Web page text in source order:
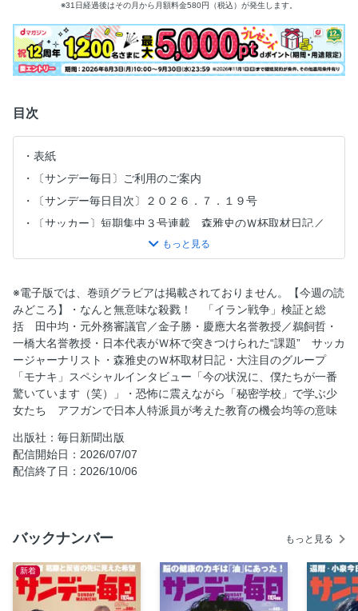
※31日経過後はその月から月額料金580円（税込）が発生します。
目次
表紙
〔サンデー毎日〕ご利用のご案内
〔サンデー毎日目次〕２０２６．７．１９号
〔サッカー〕短期集中３号連載 森雅史のＷ杯取材日記／
１ “最高の景色”を目指した日本代表がＷ杯で突きつけられ
た“課題”
０億円投入 国の赤字補填に使われる前に古い通帳・休眠預
金を確認せよ！
〔西田亮介の深層熟考〕／２６ 日経平均７万円時代の熱狂
を、いかに生きるか ゲスト・馬渕磨理子
〔高市首相〕食料品「消費税１％」の大迷走 高市首相に
「自民包囲網」のワケ 「小渕優子の乱」のウラ事情
〔文学的Ｊポップ〕文学的Ｊポップ時代の到来 前編 若者
はなぜ音楽に哲学と人生論を求めるのか 齋藤孝、柴那典の
２氏が徹底分析
〔初夏の体調不良〕すぐできる！ 初夏の体調不良を退ける
ム・葉月亭遊人
〔青木理のカウンター・ジャーナリズム〕抵抗の拠点から／
５３３ 船は出ていく煙は残る…
〔サンデー時評〕／３３４ ＡＩが農業進出という脅威 今
※電子版では、巻頭グラビアは掲載されておりません。【今週の読
みどころ】・なんと無意味な殺戮！ 「イラン戦争」検証と総
括 田中均・元外務審議官／金子勝・慶應大名誉教授／鵜飼哲・
一橋大名誉教授・日本代表がＷ杯で突きつけられた“課題” サッカ
ージャーナリスト・森雅史のＷ杯取材日記・大注目のグループ
「モナキ」スペシャルインタビュー「今の状況に、僕たちが一番
驚いています（笑）」・恐怖に震えながら「秘密学校」で学ぶ少
女たち アフガンで日本人特派員が考えた教育の機会均等の意味
出版社：毎日新聞出版
配信開始日：2026/07/07
配信終了日：2026/10/06
バックナンバー もっと見る
新着